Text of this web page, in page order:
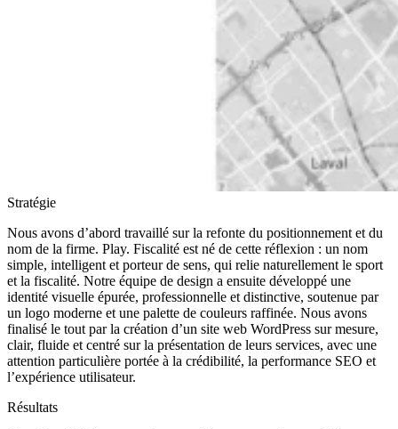
Stratégie
Nous avons d’abord travaillé sur la refonte du positionnement et du
nom de la firme. Play. Fiscalité est né de cette réflexion : un nom
simple, intelligent et porteur de sens, qui relie naturellement le sport
et la fiscalité. Notre équipe de design a ensuite développé une
identité visuelle épurée, professionnelle et distinctive, soutenue par
un logo moderne et une palette de couleurs raffinée. Nous avons
finalisé le tout par la création d’un site web WordPress sur mesure,
clair, fluide et centré sur la présentation de leurs services, avec une
attention particulière portée à la crédibilité, la performance SEO et
l’expérience utilisateur.
Résultats